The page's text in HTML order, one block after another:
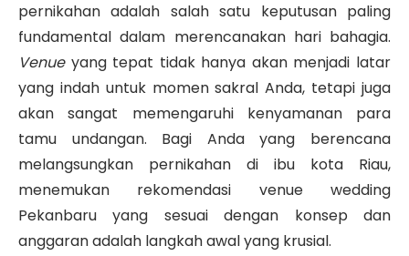
pernikahan adalah salah satu keputusan paling
fundamental dalam merencanakan hari bahagia.
Venueyang tepat tidak hanya akan menjadi latar
yang indah untuk momen sakral Anda, tetapi juga
akan sangat memengaruhi kenyamanan para
tamu undangan. Bagi Anda yang berencana
melangsungkan pernikahan di ibu kota Riau,
menemukan rekomendasi venue wedding
Pekanbaru yang sesuai dengan konsep dan
anggaran adalah langkah awal yang krusial.